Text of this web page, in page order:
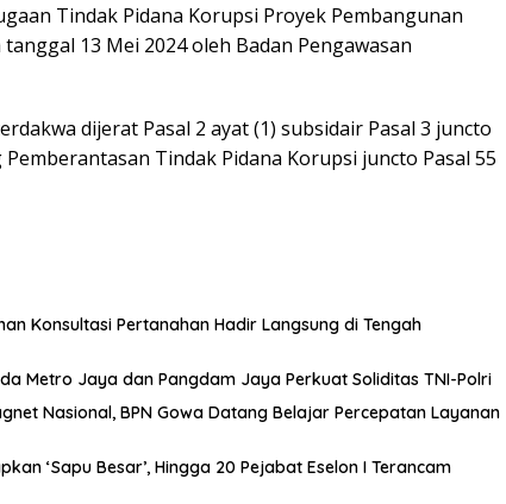
Tindak Pidana Korupsi Proyek Pembangunan
13 Mei 2024 oleh Badan Pengawasan
dijerat Pasal 2 ayat (1) subsidair Pasal 3 juncto
Tindak Pidana Korupsi juncto Pasal 55
Konsultasi Pertanahan Hadir Langsung di Tengah
Metro Jaya dan Pangdam Jaya Perkuat Soliditas TNI-Polri
Nasional, BPN Gowa Datang Belajar Percepatan Layanan
‘Sapu Besar’, Hingga 20 Pejabat Eselon I Terancam